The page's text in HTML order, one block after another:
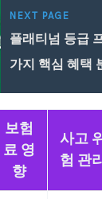
NEXT PAGE
플래티넘 등급
가지 핵심 혜택
보험
료 영
향
사고
험 관